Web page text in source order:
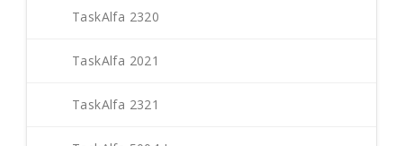
TaskAlfa 2320
TaskAlfa 2021
TaskAlfa 2321